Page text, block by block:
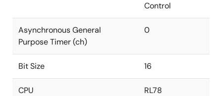
Control
Asynchronous General
Purpose Timer (ch)
0
Bit Size 16
CPU RL78